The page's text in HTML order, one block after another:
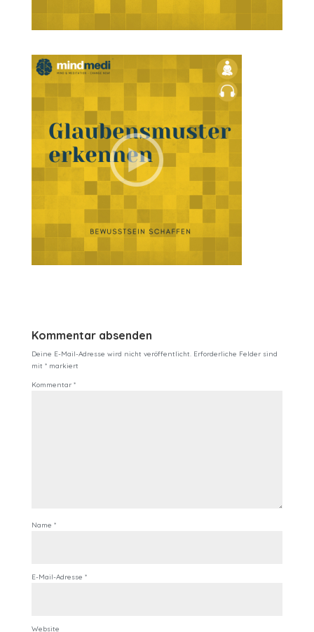
Kommentar absenden
Deine E-Mail-Adresse wird nicht veröffentlicht. Erforderliche Felder sind
mit *markiert
Kommentar *
Name *
E-Mail-Adresse *
Website